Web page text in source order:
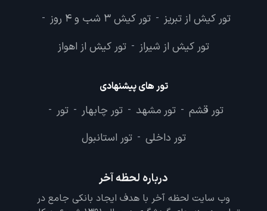
تور کیش از تبریز - تور کیش 3 شب و 4 روز -
تور کیش از شیراز - تور کیش از اهواز
تور های پیشنهادی
تور قشم - تور مشهد - تور چابهار - تور -
تور داخلی - تور استانبول
درباره لحظه آخر
وب سایت لحظه آخر با هدف ایجاد بانکی جامع در